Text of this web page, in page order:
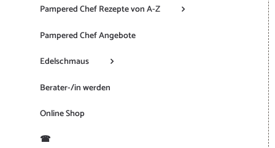
Pampered Chef Rezepte von A-Z
Pampered Chef Angebote
Edelschmaus
Berater-/in werden
Online Shop
☎